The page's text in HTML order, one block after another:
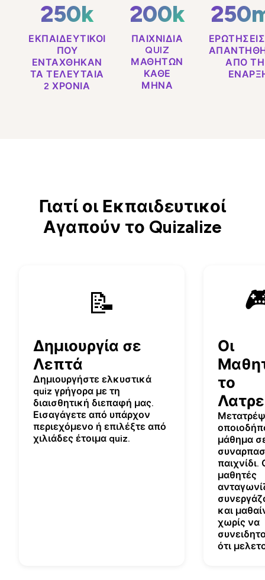
250k
ΕΚΠΑΙΔΕΥΤΙΚΟΊ
ΠΟΥ
ΕΝΤΆΧΘΗΚΑΝ
ΤΑ ΤΕΛΕΥΤΑΊΑ
2 ΧΡΌΝΙΑ
200k
ΠΑΙΧΝΊΔΙΑ
QUIZ
ΜΑΘΗΤΏΝ
ΚΆΘΕ
ΜΉΝΑ
ΑΠΌ
Γιατί οι Εκπαιδευτικοί
Αγαπούν το Quizalize
📝
Δημιουργία σε
Λεπτά
Δημιουργήστε ελκυστικά
quiz γρήγορα με τη
διαισθητική διεπαφή μας.
Εισαγάγετε από υπάρχον
περιεχόμενο ή επιλέξτε από
χιλιάδες έτοιμα quiz.
Οι
το
μάθημα
παιχνίδι.
μαθητές
και
χωρίς να
ότι